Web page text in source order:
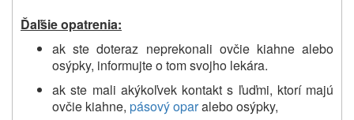
Ďaľšie opatrenia:
ak ste doteraz neprekonali ovčie kiahne alebo
osýpky, informujte o tom svojho lekára.
ak ste mali akýkoľvek kontakt s ľuďmi, ktorí majú
ovčie kiahne, pásový oparalebo osýpky,